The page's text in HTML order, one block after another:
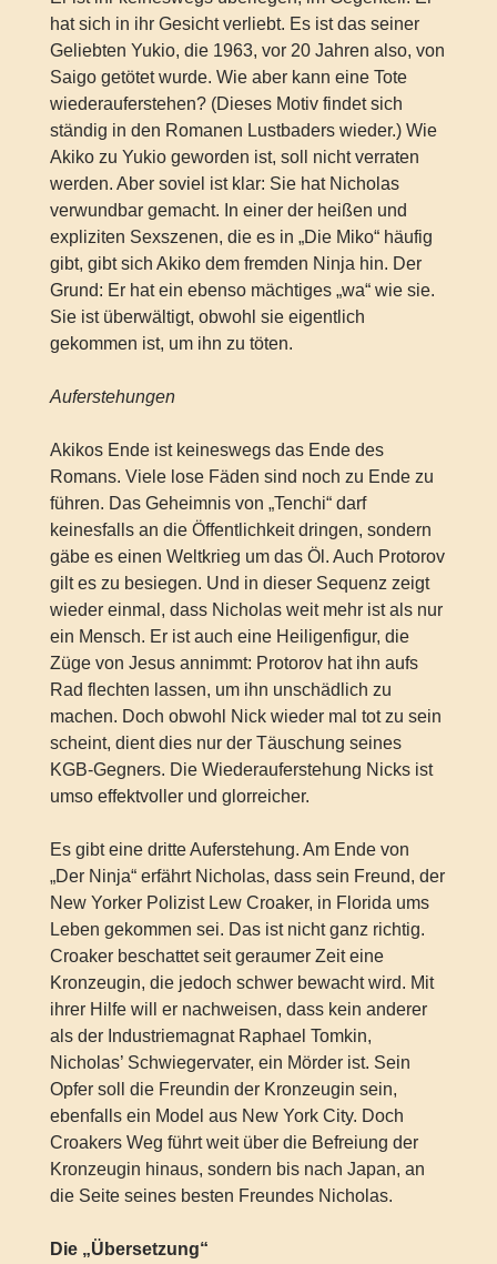
hat sich in ihr Gesicht verliebt. Es ist das seiner
Geliebten Yukio, die 1963, vor 20 Jahren also, von
Saigo getötet wurde. Wie aber kann eine Tote
wiederauferstehen? (Dieses Motiv findet sich
ständig in den Romanen Lustbaders wieder.) Wie
Akiko zu Yukio geworden ist, soll nicht verraten
werden. Aber soviel ist klar: Sie hat Nicholas
verwundbar gemacht. In einer der heißen und
expliziten Sexszenen, die es in „Die Miko“ häufig
gibt, gibt sich Akiko dem fremden Ninja hin. Der
Grund: Er hat ein ebenso mächtiges „wa“ wie sie.
Sie ist überwältigt, obwohl sie eigentlich
gekommen ist, um ihn zu töten.
Auferstehungen
Akikos Ende ist keineswegs das Ende des
Romans. Viele lose Fäden sind noch zu Ende zu
führen. Das Geheimnis von „Tenchi“ darf
keinesfalls an die Öffentlichkeit dringen, sondern
gäbe es einen Weltkrieg um das Öl. Auch Protorov
gilt es zu besiegen. Und in dieser Sequenz zeigt
wieder einmal, dass Nicholas weit mehr ist als nur
ein Mensch. Er ist auch eine Heiligenfigur, die
Züge von Jesus annimmt: Protorov hat ihn aufs
Rad flechten lassen, um ihn unschädlich zu
machen. Doch obwohl Nick wieder mal tot zu sein
scheint, dient dies nur der Täuschung seines
KGB-Gegners. Die Wiederauferstehung Nicks ist
umso effektvoller und glorreicher.
Es gibt eine dritte Auferstehung. Am Ende von
„Der Ninja“ erfährt Nicholas, dass sein Freund, der
New Yorker Polizist Lew Croaker, in Florida ums
Leben gekommen sei. Das ist nicht ganz richtig.
Croaker beschattet seit geraumer Zeit eine
Kronzeugin, die jedoch schwer bewacht wird. Mit
ihrer Hilfe will er nachweisen, dass kein anderer
als der Industriemagnat Raphael Tomkin,
Nicholas’ Schwiegervater, ein Mörder ist. Sein
Opfer soll die Freundin der Kronzeugin sein,
ebenfalls ein Model aus New York City. Doch
Croakers Weg führt weit über die Befreiung der
Kronzeugin hinaus, sondern bis nach Japan, an
die Seite seines besten Freundes Nicholas.
Die „Übersetzung“